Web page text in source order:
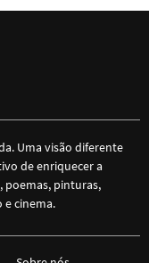
Uma visão diferente
de enriquecer a
poemas, pinturas,
cinema.